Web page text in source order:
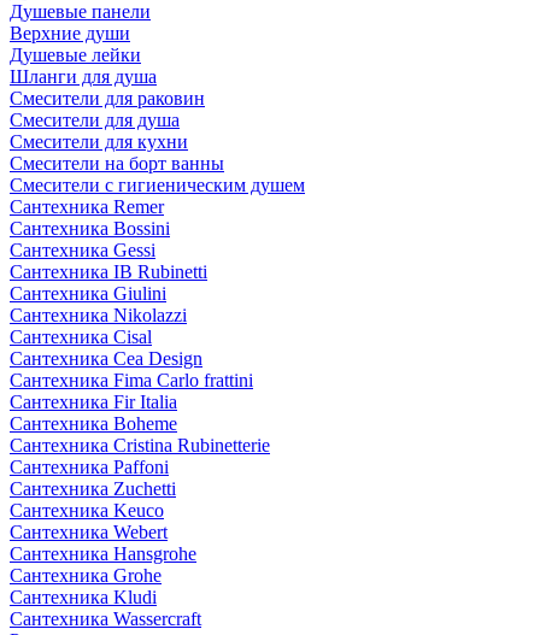
Душевые панели
Верхние души
Душевые лейки
Шланги для душа
Смесители для раковин
Смесители для душа
Смесители для кухни
Смесители на борт ванны
Смесители с гигиеническим душем
Сантехника Remer
Сантехника Bossini
Сантехника Gessi
Сантехника IB Rubinetti
Сантехника Giulini
Сантехника Nikolazzi
Сантехника Cisal
Сантехника Cea Design
Сантехника Fima Carlo frattini
Сантехника Fir Italia
Сантехника Boheme
Сантехника Cristina Rubinetterie
Сантехника Paffoni
Сантехника Zuchetti
Сантехника Keuco
Сантехника Webert
Сантехника Hansgrohe
Сантехника Grohe
Сантехника Kludi
Сантехника Wassercraft